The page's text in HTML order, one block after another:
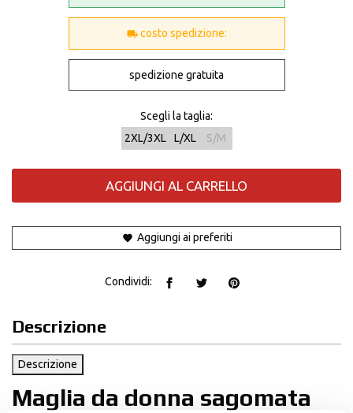
costo spedizione:
spedizione gratuita
Scegli la taglia:
2XL/3XL
L/XL S/M
AGGIUNGI AL CARRELLO
Aggiungi ai preferiti
Condividi:
Descrizione
Descrizione
Maglia da donna sagomata